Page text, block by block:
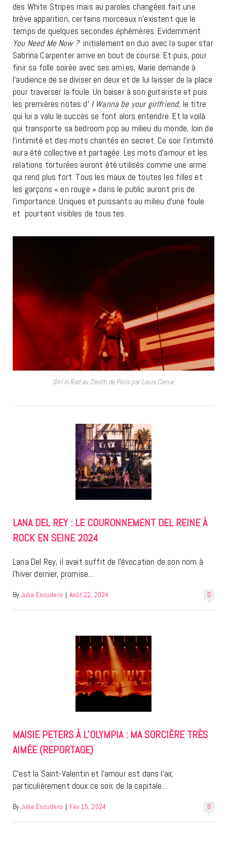
des White Stripes mais au paroles changées fait une
brève apparition, certains morceaux n’existent que le
temps de quelques secondes éphémères. Evidemment
You Need Me Now ? initialement en duo avec la super star
Sabrina Carpenter arrive en bout de course. Et puis, pour
finir sa folle soirée avec ses ami.es, Marie demande à
l’audience de se diviser en deux et de lui laisser de la place
pour traverser la foule. Un baiser à son guitariste et puis
les premières notes d’ I Wanna be your girlfriend, le titre
qui lui a valu le succès se font alors entendre. Et la voilà
qui transporte sa bedroom pop au milieu du monde, loin de
l’intimité et des mots chantés en secret. Ce soir l’intimité
aura été collective et partagée. Les mots d’amour et les
relations torturées auront été utilisés comme une arme
qui rend plus fort. Tous les maux de toutes les filles et
les garçons « en rouge » dans le public auront pris de
l’importance. Uniques et puissants au milieu d’une foule
et pourtant visibles de tous.tes.
Girl in Red au Zénith de Paris par Louis Comar
LANA DEL REY : LE COURONNEMENT DEL REINE À
ROCK EN SEINE 2024
Lana Del Rey, il avait suffit de l’évocation de son nom à
l’hiver dernier, promise…
0
By Julia Escudero | Août 22, 2024
MAISIE PETERS À L’OLYMPIA : MA SORCIÈRE TRÈS
AIMÉE (REPORTAGE)
C’est la Saint-Valentin et l’amour est dans l’air,
particulièrement doux ce soir, de la capitale…
0
By Julia Escudero | Fév 15, 2024